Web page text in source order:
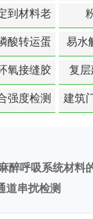
到材料老
典模型
酸转运蛋
易水
氧接缝胶
测
复层
强度检测
建筑
醉呼吸系统材料
道串扰检测